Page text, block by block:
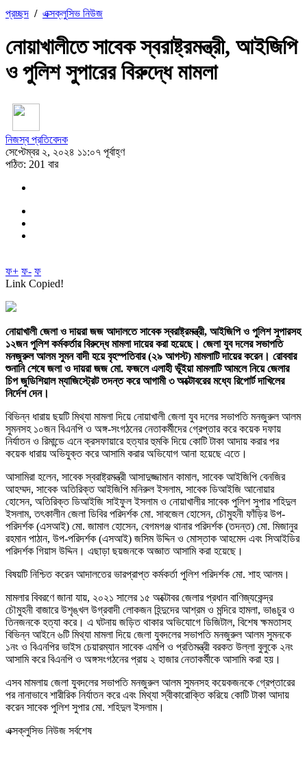
প্রচ্ছদ / এক্সক্লুসিভ নিউজ
নোয়াখালীতে সাবেক স্বরাষ্ট্রমন্ত্রী, আইজিপি
ও পুলিশ সুপারের বিরুদ্ধে মামলা
নিজস্ব প্রতিবেদক
সেপ্টেম্বর ২, ২০২৪ ১১:০৭ পূর্বাহ্ণ
পঠিত: 201 বার
ফ+ ফ- ফ
Link Copied!
নোয়াখালী জেলা ও দায়রা জজ আদালতে সাবেক স্বরাষ্ট্রমন্ত্রী, আইজিপি ও পুলিশ সুপারসহ
১২জন পুলিশ কর্মকর্তার বিরুদ্ধে মামলা দায়ের করা হয়েছে। জেলা যুব দলের সভাপতি
মনজুরুল আলম সুমন বাদী হয়ে বৃহস্পতিবার (২৯ আগস্ট) মামলাটি দায়ের করেন। রোববার
শুনানি শেষে জলা ও দায়রা জজ মো. ফজলে এলাহী ভূঁইয়া মামলাটি আমলে নিয়ে জেলার
চিপ জুডিশিয়াল ম্যাজিস্ট্রেট তদন্ত করে আগামী ৩ অক্টোবরের মধ্যে রিপোর্ট দাখিলের
নির্দেশ দেন।
বিভিন্ন ধারায় ছয়টি মিথ্যা মামলা দিয়ে নোয়াখালী জেলা যুব দলের সভাপতি মনজুরুল আলম
সুমনসহ ১০জন বিএনপি ও অঙ্গ-সংগঠনের নেতাকর্মীদের গ্রেপ্তার করে কয়েক দফায়
নির্যাতন ও রিমান্ডে এনে ক্রসফায়ারে হত্যার হুমকি দিয়ে কোটি টাকা আদায় করার পর
কয়েক ধারায় অভিযুক্ত করে আসামি করার অভিযোগ আনা হয়েছে এতে।
আসামিরা হলেন, সাবেক স্বরাষ্ট্রমন্ত্রী আসাদুজ্জামান কামাল, সাবেক আইজিপি বেনজির
আহম্মদ, সাবেক অতিরিক্ত আইজিপি মনিরুল ইসলাম, সাবেক ডিআইজি আনোয়ার
হোসেন, অতিরিক্ত ডিআইজি সাইফুল ইসলাম ও নোয়াখালীর সাবেক পুলিশ সুপার শহিদুল
ইসলাম, তৎকালীন জেলা ডিবির পরিদর্শক মো. সাবজেল হোসেন, চৌমুহনী ফাঁড়ির উপ-
পরিদর্শক (এসআই) মো. জামাল হোসেন, বেগমগঞ্জ থানার পরিদর্শক (তদন্ত) মো. মিজানুর
রহমান পাঠান, উপ-পরিদর্শক (এসআই) জসিম উদ্দিন ও মোস্তাক আহমেদ এবং সিআইডির
পরিদর্শক গিয়াস উদ্দিন। এছাড়া ছয়জনকে অজ্ঞাত আসামি করা হয়েছে।
বিষয়টি নিশ্চিত করেন আদালতের ভারপ্রাপ্ত কর্মকর্তা পুলিশ পরিদর্শক মো. শাহ আলম।
মামলার বিবরণে জানা যায়, ২০২১ সালের ১৫ অক্টোবর জেলার প্রধান বাণিজ্যকেন্দ্র
চৌমুহনী বাজারে উশৃঙ্খল উগ্রবাদী লোকজন হিন্দুদের আশ্রম ও মন্দিরে হামলা, ভাঙচুর ও
তিনজনকে হত্যা করে। এ ঘটনায় জড়িত থাকার অভিযোগে ডিজিটাল, বিশেষ ক্ষমতাসহ
বিভিন্ন আইনে ৬টি মিথ্যা মামলা দিয়ে জেলা যুবদলের সভাপতি মনজুরুল আলম সুমনকে
১নং ও বিএনপির ভাইস চেয়ারম্যান সাবেক এমপি ও প্রতিমন্ত্রী বরকত উল্লা বুলুকে ২নং
আসামি করে বিএনপি ও অঙ্গসংগঠনের প্রায় ২ হাজার নেতাকর্মীকে আসামি করা হয়।
এসব মামলায় জেলা যুবদলের সভাপতি মনজুরুল আলম সুমনসহ কয়েকজনকে গ্রেপ্তারের
পর নানাভাবে শারীরিক নির্যাতন করে এবং মিথ্যা স্বীকারোক্তি করিয়ে কোটি টাকা আদায়
করেন সাবেক পুলিশ সুপার মো. শহিদুল ইসলাম।
এক্সক্লুসিভ নিউজ সর্বশেষ